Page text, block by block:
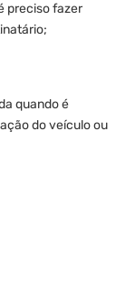
preciso fazer
quando é
do veículo ou